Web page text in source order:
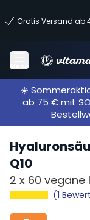
Gratis Versand ab
Menü
☀️
ab 75 € mit
Q10
2 x 60 vegane
(1